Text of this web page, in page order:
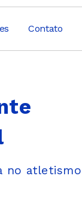
Contato
no atletismo